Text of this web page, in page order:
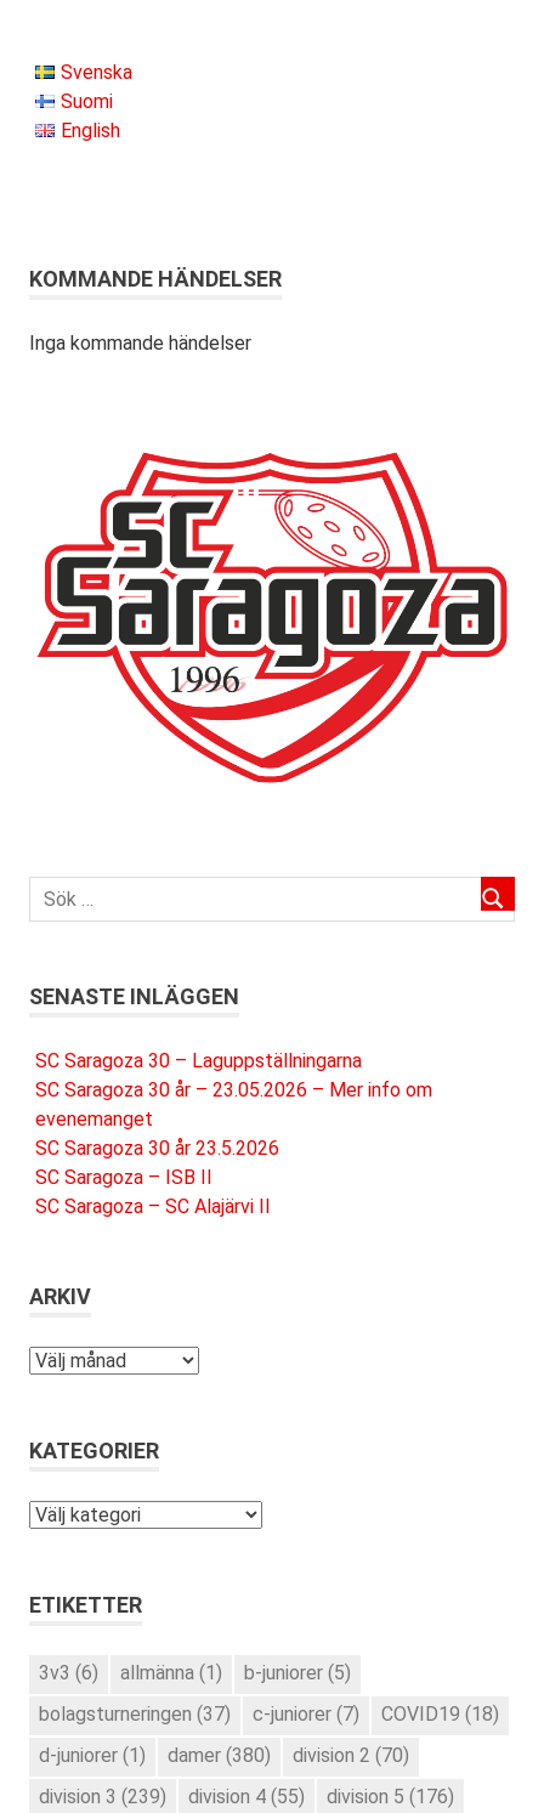
Svenska
Suomi
English
KOMMANDE HÄNDELSER
Inga kommande händelser
SENASTE INLÄGGEN
SC Saragoza 30 – Laguppställningarna
SC Saragoza 30 år – 23.05.2026 – Mer info om
evenemanget
SC Saragoza 30 år 23.5.2026
SC Saragoza – ISB II
SC Saragoza – SC Alajärvi II
ARKIV
Arkiv
KATEGORIER
Kategorier
ETIKETTER
3v3 (6) allmänna (1) b-juniorer (5)
bolagsturneringen (37) c-juniorer (7) COVID19 (18)
d-juniorer (1) damer (380) division 2 (70)
division 3 (239) division 4 (55) division 5 (176)